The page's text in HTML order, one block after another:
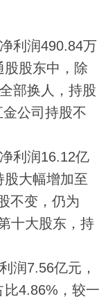
利润490.84万
股股东中，除
部换人，持股
公司持股不
利润16.12亿
股大幅增加至
不变，仍为
十大股东，持
7.56亿元，
比4.86%，较一